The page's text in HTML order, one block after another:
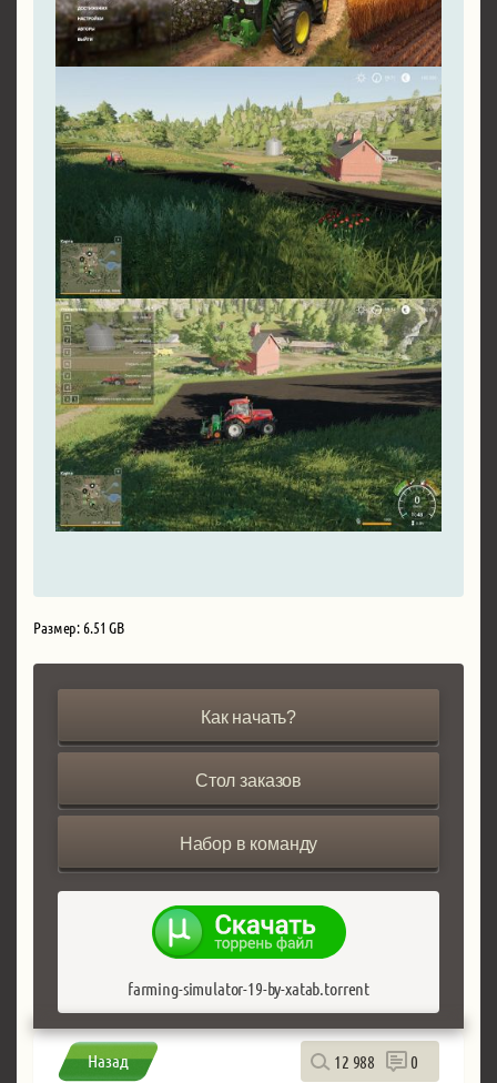
Размер: 6.51 GB
Как начать?
Стол заказов
Набор в команду
farming-simulator-19-by-xatab.torrent
Назад 12 988 0